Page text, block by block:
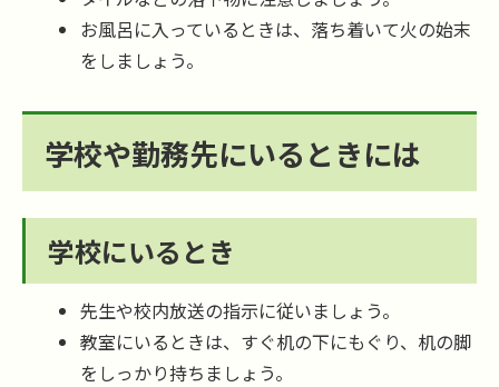
お風呂に入っているときは、落ち着いて火の始末
をしましょう。
学校や勤務先にいるときには
学校にいるとき
先生や校内放送の指示に従いましょう。
教室にいるときは、すぐ机の下にもぐり、机の脚
をしっかり持ちましょう。